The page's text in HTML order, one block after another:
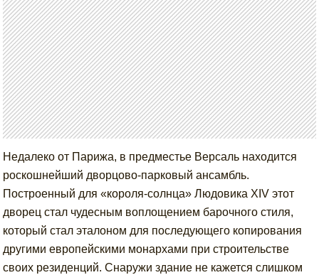
Недалеко от Парижа, в предместье Версаль находится
роскошнейший дворцово-парковый ансамбль.
Построенный для «короля-солнца» Людовика XIV этот
дворец стал чудесным воплощением барочного стиля,
который стал эталоном для последующего копирования
другими европейскими монархами при строительстве
своих резиденций. Снаружи здание не кажется слишком